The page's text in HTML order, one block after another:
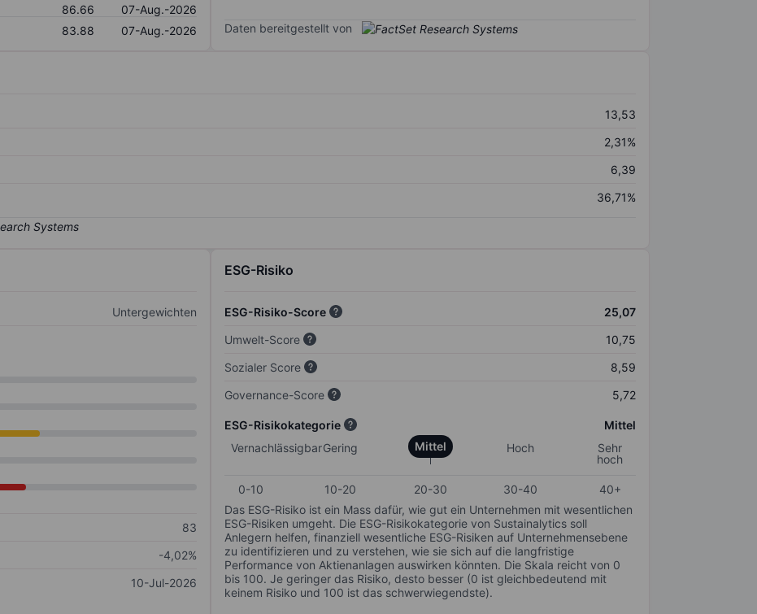
86.66
07-Aug.-2026
83.88 07-Aug.-2026 Daten bereitgestellt von
13,53
2,31%
6,39
36,71%
Untergewichten
83
-4,02%
10-Jul-2026
ESG-Risiko
ESG-Risiko-Score
25,07
Umwelt-Score
10,75
Sozialer Score
8,59
Governance-Score
5,72
ESG-Risikokategorie
Mittel
VernachlässigbarGering Mittel Hoch
Sehr
hoch
0-10 10-20 20-30 30-40
40+
Das ESG-Risiko ist ein Mass dafür, wie gut ein Unternehmen mit wesentlichen
ESG-Risiken umgeht. Die ESG-Risikokategorie von Sustainalytics soll
Anlegern helfen, finanziell wesentliche ESG-Risiken auf Unternehmensebene
zu identifizieren und zu verstehen, wie sie sich auf die langfristige
Performance von Aktienanlagen auswirken könnten. Die Skala reicht von 0
bis 100. Je geringer das Risiko, desto besser (0 ist gleichbedeutend mit
keinem Risiko und 100 ist das schwerwiegendste).